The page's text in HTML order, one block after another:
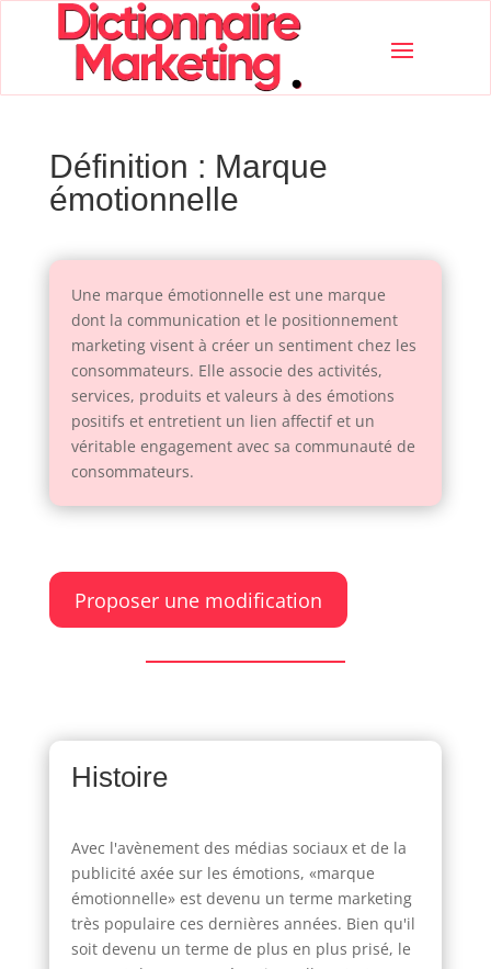
Définition : Marque
émotionnelle
Une marque émotionnelle est une marque
dont la communication et le positionnement
marketing visent à créer un sentiment chez les
consommateurs. Elle associe des activités,
services, produits et valeurs à des émotions
positifs et entretient un lien affectif et un
véritable engagement avec sa communauté de
consommateurs.
Proposer une modification
Histoire
Avec l'avènement des médias sociaux et de la
publicité axée sur les émotions, «marque
émotionnelle» est devenu un terme marketing
très populaire ces dernières années. Bien qu'il
soit devenu un terme de plus en plus prisé, le